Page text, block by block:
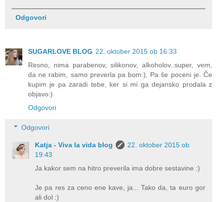
Odgovori
SUGARLOVE BLOG 22. oktober 2015 ob 16:33
Resno, nima parabenov, silikonov, alkoholov..super, vem,
da ne rabim, samo preverla pa bom:), Pa še poceni je. Če
kupim je pa zaradi tebe, ker si mi ga dejansko prodala z
objavo:)
Odgovori
Odgovori
Katja - Viva la vida blog
22. oktober 2015 ob
19:43
Ja kakor sem na hitro preverila ima dobre sestavine :)
Je pa res za ceno ene kave, ja... Tako da, ta euro gor
ali dol :)